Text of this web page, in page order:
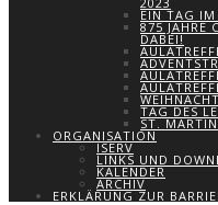
EIN TAG IM
875 JAHRE
DABEI!
TAG DES
ST.
ORGANISATION
ISERV
LINKS UND
KALENDER
ARCHIV
ERKLÄRUNG ZUR